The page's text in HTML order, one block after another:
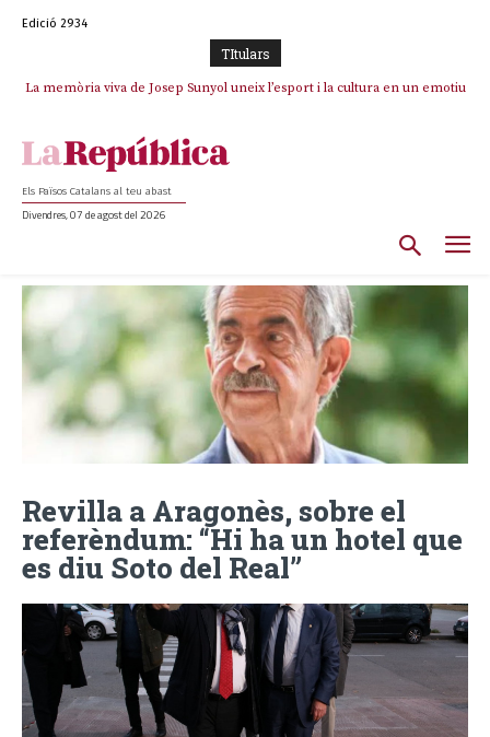
Edició 2934
TItulars
La memòria viva de Josep Sunyol uneix l’esport i la cultura en un emotiu
Els Països Catalans al teu abast
Divendres, 07 de agost del 2026
Revilla a Aragonès, sobre el
referèndum: “Hi ha un hotel que
es diu Soto del Real”